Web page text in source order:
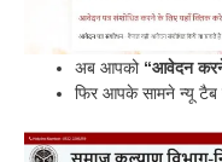
अब आपको “आवेदन
फिर आपके सामने न्यू